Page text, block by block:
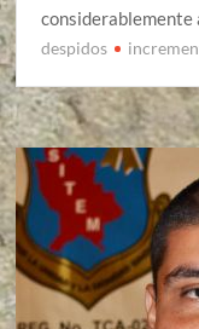
considerablemente
despidos